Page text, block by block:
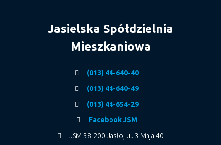
Jasielska Spółdzielnia
Mieszkaniowa
(013) 44-640-40
(013) 44-640-49
(013) 44-654-29
Facebook JSM
JSM 38-200 Jasło, ul. 3 Maja 40